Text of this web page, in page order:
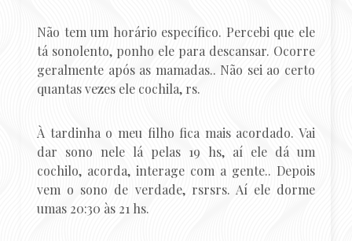
Não tem um horário específico. Percebi que ele
tá sonolento, ponho ele para descansar. Ocorre
geralmente após as mamadas.. Não sei ao certo
quantas vezes ele cochila, rs.
À tardinha o meu filho fica mais acordado. Vai
dar sono nele lá pelas 19 hs, aí ele dá um
cochilo, acorda, interage com a gente.. Depois
vem o sono de verdade, rsrsrs. Aí ele dorme
umas 20:30 às 21 hs.